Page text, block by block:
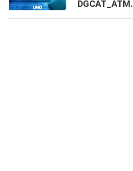
DGCAT_ATM.